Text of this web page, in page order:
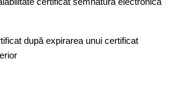
după expirarea unui certificat